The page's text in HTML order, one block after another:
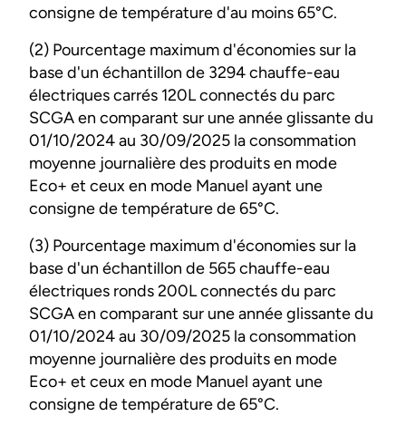
consigne de température d'au moins 65°C.
(2) Pourcentage maximum d'économies sur la
base d'un échantillon de 3294 chauffe-eau
électriques carrés 120L connectés du parc
SCGA en comparant sur une année glissante du
01/10/2024 au 30/09/2025 la consommation
moyenne journalière des produits en mode
Eco+ et ceux en mode Manuel ayant une
consigne de température de 65°C.
(3) Pourcentage maximum d'économies sur la
base d'un échantillon de 565 chauffe-eau
électriques ronds 200L connectés du parc
SCGA en comparant sur une année glissante du
01/10/2024 au 30/09/2025 la consommation
moyenne journalière des produits en mode
Eco+ et ceux en mode Manuel ayant une
consigne de température de 65°C.